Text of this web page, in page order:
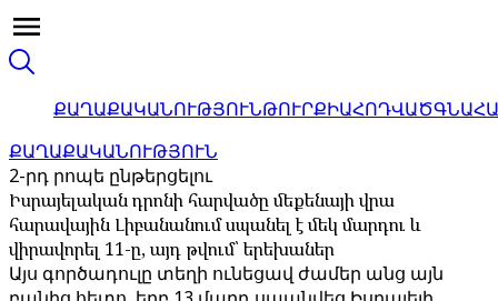
ՔԱՂԱՔԱԿԱՆՈՒԹՅՈՒՆԹՈՒՐՔԻԱՀՈԴՎԱԾ
ՔԱՂԱՔԱԿԱՆՈՒԹՅՈՒՆ
2-րդ րոպե ընթերցելու
Իսրայելական դրոնի հարվածը մեքենայի վրա
հարավային Լիբանանում սպանել է մեկ մարդու և
վիրավորել 11-ը, այդ թվում՝ երեխաներ
Այս գործադուլը տեղի ունեցավ ժամեր անց այն